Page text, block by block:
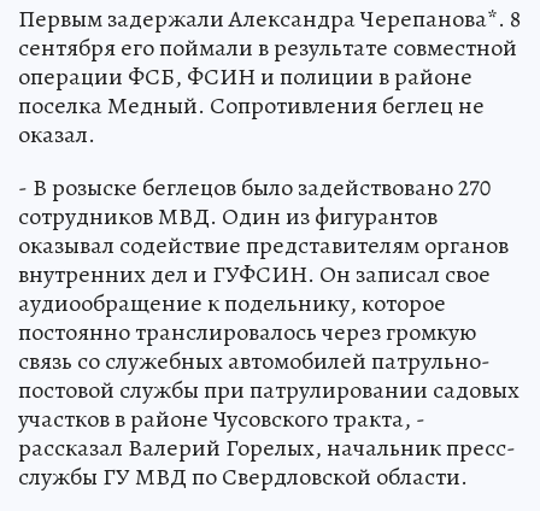
Первым задержали Александра Черепанова*. 8
сентября его поймали в результате совместной
операции ФСБ, ФСИН и полиции в районе
поселка Медный. Сопротивления беглец не
оказал.
- В розыске беглецов было задействовано 270
сотрудников МВД. Один из фигурантов
оказывал содействие представителям органов
внутренних дел и ГУФСИН. Он записал свое
аудиообращение к подельнику, которое
постоянно транслировалось через громкую
связь со служебных автомобилей патрульно-
постовой службы при патрулировании садовых
участков в районе Чусовского тракта, -
рассказал Валерий Горелых, начальник пресс-
службы ГУ МВД по Свердловской области.